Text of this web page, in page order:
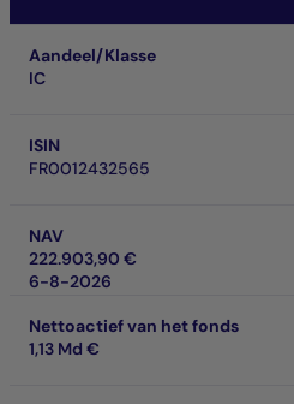
Aandeel/Klasse
IC
ISIN
FR0012432565
NAV
222.903,90 €
6-8-2026
Nettoactief van het fonds
1,13 Md €